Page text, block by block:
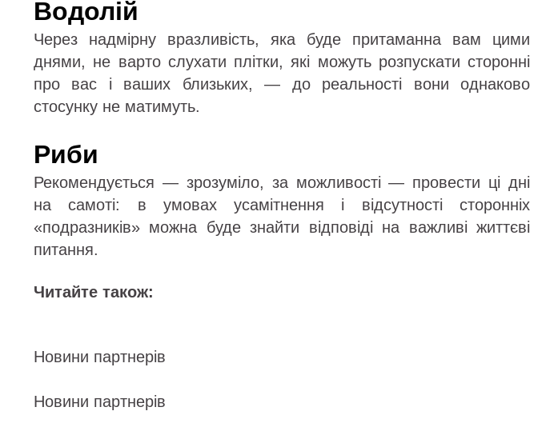
Водолій
Через надмірну вразливість, яка буде притаманна вам цими
днями, не варто слухати плітки, які можуть розпускати сторонні
про вас і ваших близьких, — до реальності вони однаково
стосунку не матимуть.
Риби
Рекомендується — зрозуміло, за можливості — провести ці дні
на самоті: в умовах усамітнення і відсутності сторонніх
«подразників» можна буде знайти відповіді на важливі життєві
питання.
Читайте також:
Новини партнерів
Новини партнерів